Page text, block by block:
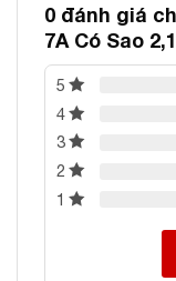
0 đánh giá
7A Có Sao
5
4
3
2
1